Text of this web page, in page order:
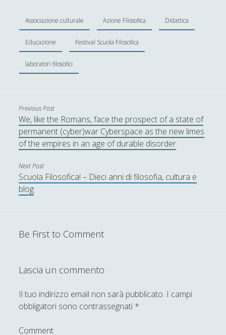
Associazione culturale Azione Filosofica Didattica
Educazione Festival Scuola Filosofica
laboratori filosofici
Previous Post
We, like the Romans, face the prospect of a state of
permanent (cyber)war Cyberspace as the new limes
of the empires in an age of durable disorder
Next Post
Scuola Filosofica! – Dieci anni di filosofia, cultura e
blog
Be First to Comment
Lascia un commento
Il tuo indirizzo email non sarà pubblicato. I campi
obbligatori sono contrassegnati *
Comment